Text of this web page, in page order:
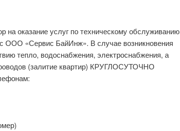
на оказание услуг по техническому обслуживанию
ООО «Сервис БайИнж». В случае возникновения
тепло, водоснабжения, электроснабжения, а
(залитие квартир) КРУГЛОСУТОЧНО